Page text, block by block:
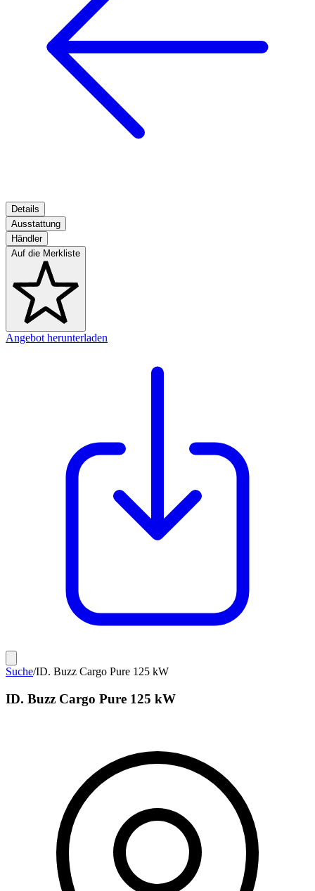
Details
Ausstattung
Händler
Auf die Merkliste
Angebot herunterladen
Suche/ID. Buzz Cargo Pure 125 kW
ID. Buzz Cargo Pure 125 kW